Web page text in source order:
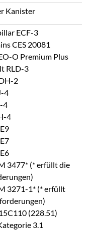
Kanister
ECF-3
CES 20081
O Premium Plus
RLD-3
2
4
4
4
3477* (* erfüllt die
3271-1* (* erfüllt
(228.51)
3.1